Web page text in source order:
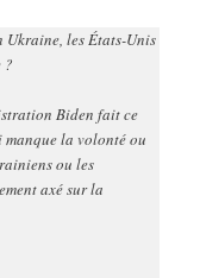
Ukraine, les États-Unis
?
Biden fait ce
la volonté ou
ou les
axé sur la